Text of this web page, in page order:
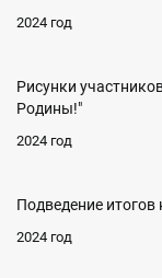
2024 год
Рисунки
Родины!"
2024 год
Подведение итогов
2024 год